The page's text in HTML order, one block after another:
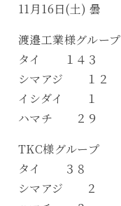
11月16日(土) 曇
渡邉工業様グループ
タイ １４３
シマアジ １２
イシダイ １
ハマチ ２９
TKC様グループ
タイ ３８
シマアジ ２